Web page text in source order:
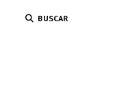
BUSCAR